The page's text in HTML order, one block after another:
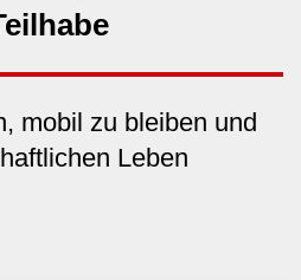
mobil zu bleiben und
Leben